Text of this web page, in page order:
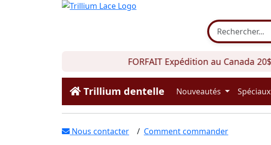
FORFAIT Expédition au Canada 20$ !
Trillium dentelle Nouveautés Spéciaux
Nous contacter / Comment commander